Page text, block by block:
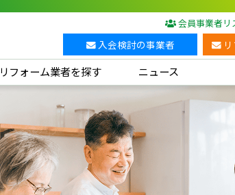
会員事業者リ
入会検討の事業者 リ
リフォーム業者を探す ニュース